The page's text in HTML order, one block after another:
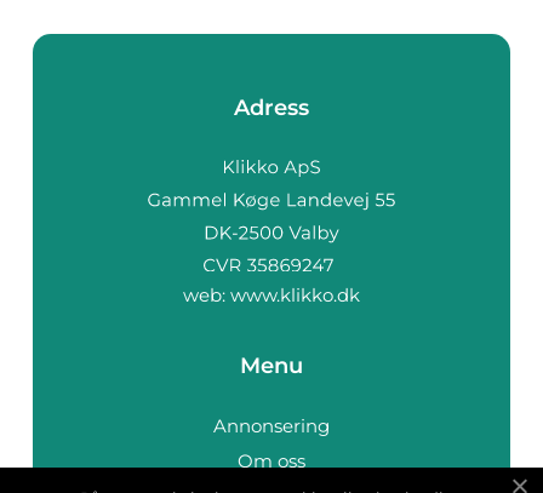
Adress
web: www.klikko.dk
Menu
Annonsering
Om oss